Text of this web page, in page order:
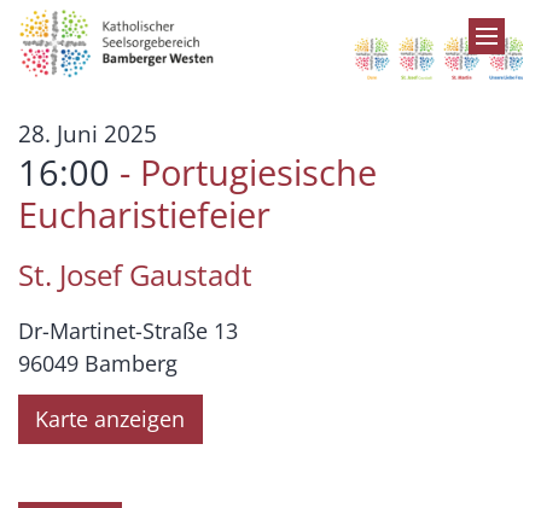
Zum Inhalt springen
28. Juni 2025
16:00
Portugiesische
Eucharistiefeier
St. Josef Gaustadt
Dr-Martinet-Straße 13
96049 Bamberg
Karte anzeigen